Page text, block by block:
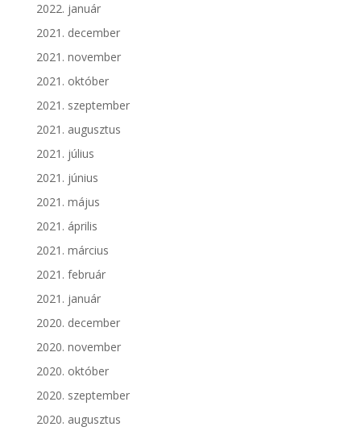
2022. január
2021. december
2021. november
2021. október
2021. szeptember
2021. augusztus
2021. július
2021. június
2021. május
2021. április
2021. március
2021. február
2021. január
2020. december
2020. november
2020. október
2020. szeptember
2020. augusztus